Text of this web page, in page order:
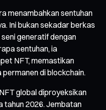
menambahkan sentuhan
Ini bukan sekadar berkas
generatif dengan
sentuhan, ia
NFT, memastikan
di blockchain.
global diproyeksikan
tahun 2026. Jembatan